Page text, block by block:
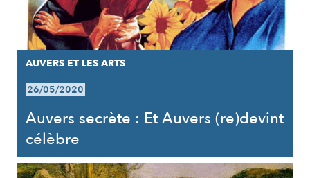
AUVERS ET LES ARTS
26/05/2020
Auvers secrète : Et Auvers (re)devint
célèbre